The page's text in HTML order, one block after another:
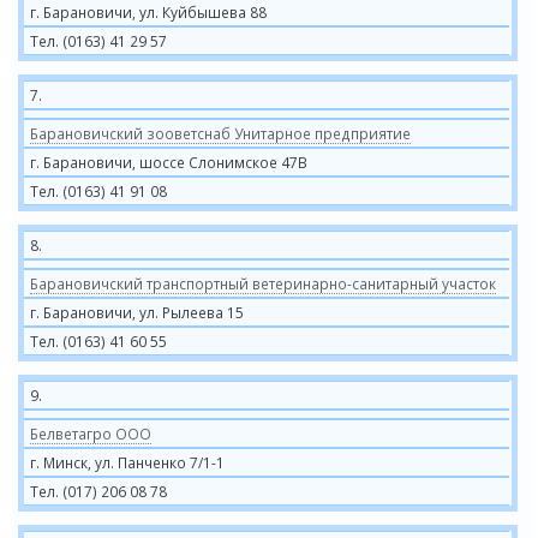
г. Барановичи, ул. Куйбышева 88
Тел. (0163) 41 29 57
7.
Барановичский зооветснаб Унитарное предприятие
г. Барановичи, шоссе Слонимское 47В
Тел. (0163) 41 91 08
8.
Барановичский транспортный ветеринарно-санитарный участок
г. Барановичи, ул. Рылеева 15
Тел. (0163) 41 60 55
9.
Белветагро ООО
г. Минск, ул. Панченко 7/1-1
Тел. (017) 206 08 78